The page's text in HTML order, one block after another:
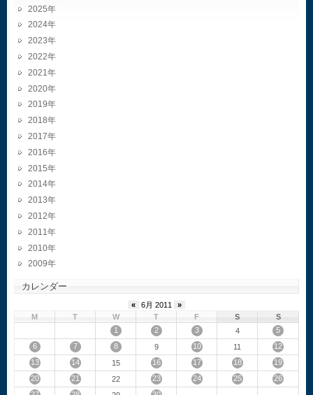
2025
2024
2023
2022
2021
2020
2019
2018
2017
2016
2015
2014
2013
2012
2011
2010
2009
カレンダー
« 6月 2011
»
M
T W T F S
S
1
2 3 4
5
6
7 8 9 10 11
12
13
14 15 16 17 18
19
20
21 22 23 24 25
26